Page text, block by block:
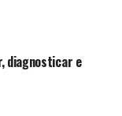
diagnosticar e